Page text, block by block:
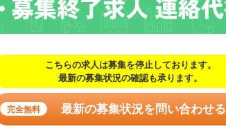
こちらの求人は募集を停止しております。
最新の募集状況の確認も承ります。
完全無料 最新の募集状況を問い合わせる